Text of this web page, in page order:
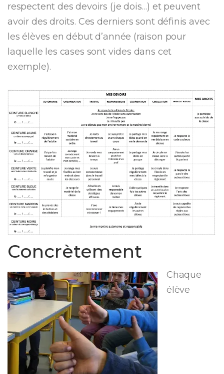
respectent des devoirs (je dois…) et peuvent
avoir des droits. Ces derniers sont définis avec
les élèves en début d’année (raison pour
laquelle les cases sont vides dans cet
exemple).
Concrètement
Chaque
élève